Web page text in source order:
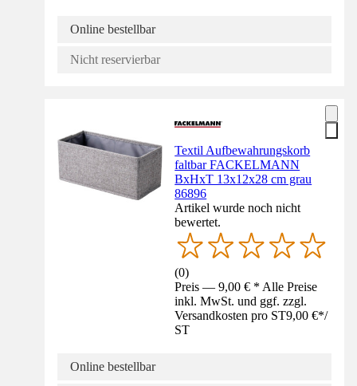
Online bestellbar
Nicht reservierbar
Textil Aufbewahrungskorb
faltbar FACKELMANN
BxHxT 13x12x28 cm grau
86896
Artikel wurde noch nicht
bewertet.
(0)
Preis — 9,00 € * Alle Preise
inkl. MwSt. und ggf. zzgl.
Versandkosten pro ST9,00 €*/
ST
Online bestellbar